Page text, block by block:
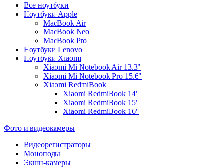
Все ноутбуки
Ноутбуки Apple
MacBook Air
MacBook Neo
MacBook Pro
Ноутбуки Lenovo
Ноутбуки Xiaomi
Xiaomi Mi Notebook Air 13.3"
Xiaomi Mi Notebook Pro 15.6"
Xiaomi RedmiBook
Xiaomi RedmiBook 14"
Xiaomi RedmiBook 15"
Xiaomi RedmiBook 16"
Фото и видеокамеры
Видеорегистраторы
Моноподы
Экшн-камеры